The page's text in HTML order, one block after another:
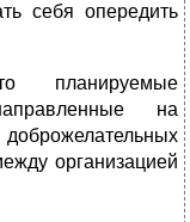
себя опередить
планируемые
на
организацией